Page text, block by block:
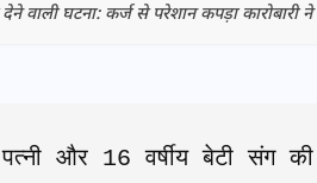
वाली घटना: कर्ज से परेशान कपड़ा कारोबारी
और 16 वर्षीय बेटी संग की